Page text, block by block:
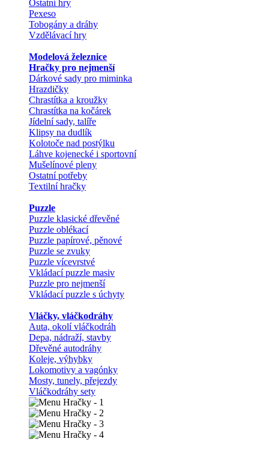
Ostatní hry
Pexeso
Tobogány a dráhy
Vzdělávací hry
Modelová železnice
Hračky pro nejmenší
Dárkové sady pro miminka
Hrazdičky
Chrastítka a kroužky
Chrastítka na kočárek
Jídelní sady, talíře
Klipsy na dudlík
Kolotoče nad postýlku
Láhve kojenecké i sportovní
Mušelínové pleny
Ostatní potřeby
Textilní hračky
Puzzle
Puzzle klasické dřevěné
Puzzle oblékací
Puzzle papírové, pěnové
Puzzle se zvuky
Puzzle vícevrstvé
Vkládací puzzle masiv
Puzzle pro nejmenší
Vkládací puzzle s úchyty
Vláčky, vláčkodráhy
Auta, okolí vláčkodráh
Depa, nádraží, stavby
Dřevěné autodráhy
Koleje, výhybky
Lokomotivy a vagónky
Mosty, tunely, přejezdy
Vláčkodráhy sety